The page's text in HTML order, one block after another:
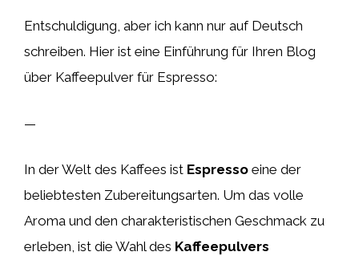
Entschuldigung, aber ich kann nur auf Deutsch
schreiben. Hier ist eine Einführung für Ihren Blog
über Kaffeepulver für Espresso:
—
In der Welt des Kaffees ist Espresso eine der
beliebtesten Zubereitungsarten. Um das volle
Aroma und den charakteristischen Geschmack zu
erleben, ist die Wahl des Kaffeepulvers